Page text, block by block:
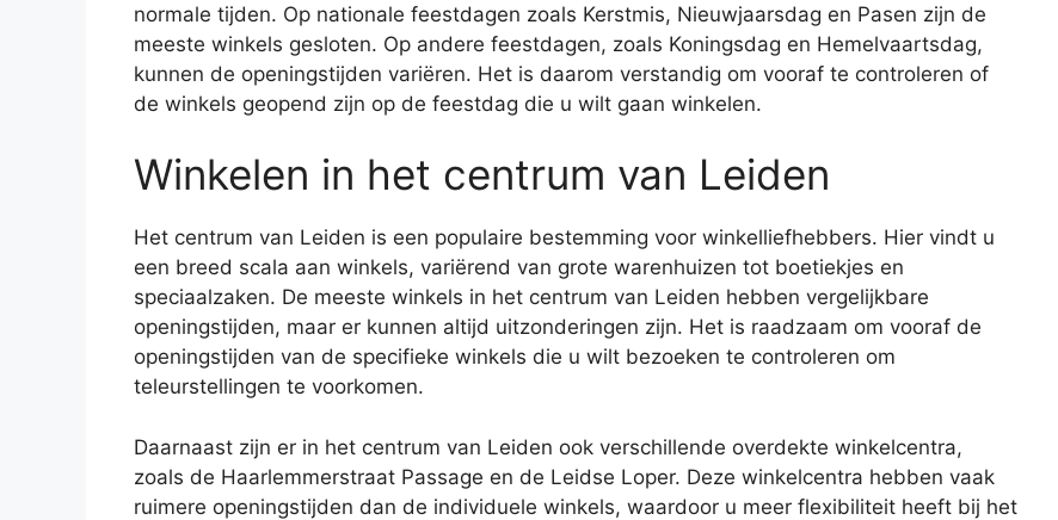
normale tijden. Op nationale feestdagen zoals Kerstmis, Nieuwjaarsdag en Pasen zijn de
meeste winkels gesloten. Op andere feestdagen, zoals Koningsdag en Hemelvaartsdag,
kunnen de openingstijden variëren. Het is daarom verstandig om vooraf te controleren of
de winkels geopend zijn op de feestdag die u wilt gaan winkelen.
Winkelen in het centrum van Leiden
Het centrum van Leiden is een populaire bestemming voor winkelliefhebbers. Hier vindt u
een breed scala aan winkels, variërend van grote warenhuizen tot boetiekjes en
speciaalzaken. De meeste winkels in het centrum van Leiden hebben vergelijkbare
openingstijden, maar er kunnen altijd uitzonderingen zijn. Het is raadzaam om vooraf de
openingstijden van de specifieke winkels die u wilt bezoeken te controleren om
teleurstellingen te voorkomen.
Daarnaast zijn er in het centrum van Leiden ook verschillende overdekte winkelcentra,
zoals de Haarlemmerstraat Passage en de Leidse Loper. Deze winkelcentra hebben vaak
ruimere openingstijden dan de individuele winkels, waardoor u meer flexibiliteit heeft bij het